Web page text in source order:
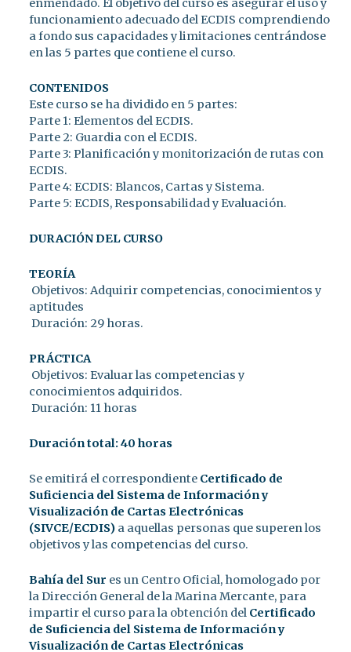
enmendado. El objetivo del curso es asegurar el uso y
funcionamiento adecuado del ECDIS comprendiendo
a fondo sus capacidades y limitaciones centrándose
en las 5 partes que contiene el curso.
CONTENIDOS
Este curso se ha dividido en 5 partes:
Parte 1: Elementos del ECDIS.
Parte 2: Guardia con el ECDIS.
Parte 3: Planificación y monitorización de rutas con
ECDIS.
Parte 4: ECDIS: Blancos, Cartas y Sistema.
Parte 5: ECDIS, Responsabilidad y Evaluación.
DURACIÓN DEL CURSO
TEORÍA
Objetivos: Adquirir competencias, conocimientos y
aptitudes
Duración: 29 horas.
PRÁCTICA
Objetivos: Evaluar las competencias y
conocimientos adquiridos.
Duración: 11 horas
Duración total: 40 horas
Se emitirá el correspondiente Certificado de
Suficiencia del Sistema de Información y
Visualización de Cartas Electrónicas
(SIVCE/ECDIS) a aquellas personas que superen los
objetivos y las competencias del curso.
Bahía del Sur es un Centro Oficial, homologado por
la Dirección General de la Marina Mercante, para
impartir el curso para la obtención del Certificado
de Suficiencia del Sistema de Información y
Visualización de Cartas Electrónicas